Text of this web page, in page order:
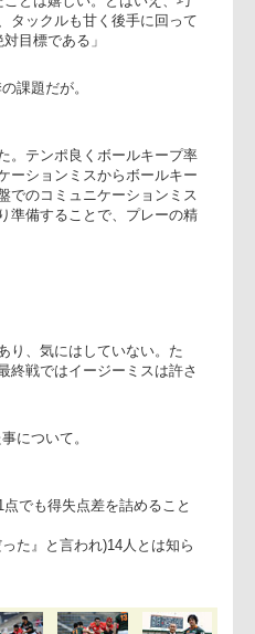
朽木監督(右)、上野キャプテ
続
関係
き、
ー
。
前半
目
を素直に評価したい。リコー戦
たことは嬉しい。とはいえ、巧
、タックルも甘く後手に回って
絶対目標である」
季の課題だが。
た。テンポ良くボールキープ率
ケーションミスからボールキー
盤でのコミュニケーションミス
り準備することで、プレーの精